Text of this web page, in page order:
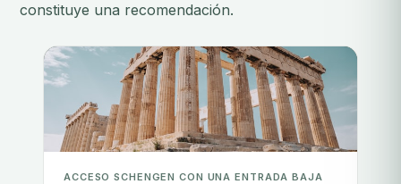
constituye una recomendación.
ACCESO SCHENGEN CON UNA ENTRADA BAJA